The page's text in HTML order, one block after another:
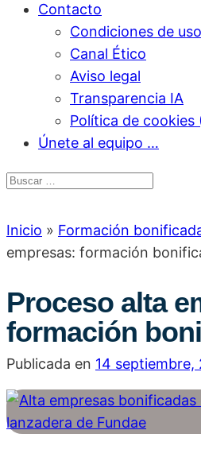
Contacto
Condiciones de uso
Canal Ético
Aviso legal
Transparencia IA
Política de cookies
Únete al equipo …
Inicio » Formación
empresas: formación
Proceso alta
formación
Publicada en 14 septiembre,